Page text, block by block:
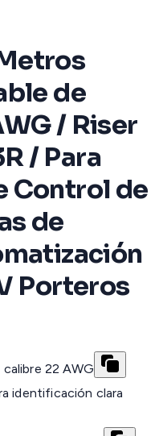
de
/ Riser
/ Para
Control de
de
Porteros
22 AWG
identificación clara